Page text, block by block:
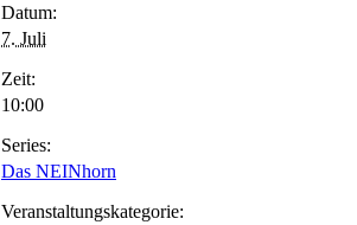
Datum:
7. Juli
Zeit:
10:00
Series:
Das NEINhorn
Veranstaltungskategorie: